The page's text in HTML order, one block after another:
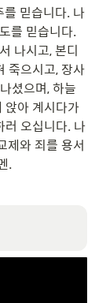
믿습니다. 나
를 믿습니다.
나시고, 본디
죽으시고, 장사
셨으며, 하늘
앉아 계시다가
러 오십니다. 나
제와 죄를 용서
.